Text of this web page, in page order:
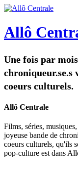
Allô
Une fois par
chroniqueur.se.s
coeurs culturels.
Allô Centrale
Films, séries,
joyeuse bande de
coeurs culturels, qu'ils
pop-culture est dans